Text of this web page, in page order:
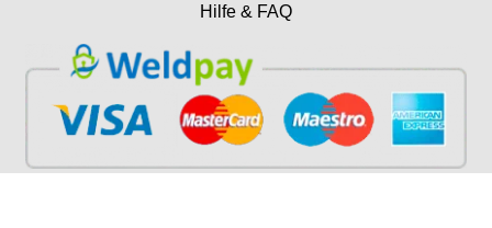
Hilfe & FAQ